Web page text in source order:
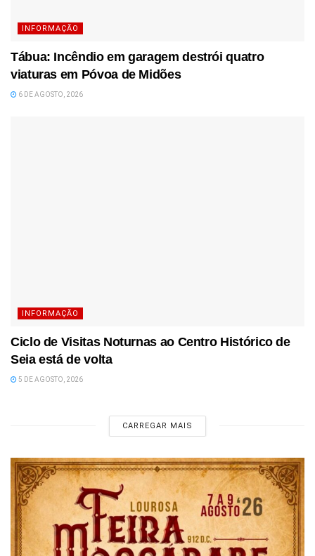
INFORMAÇÃO
Tábua: Incêndio em garagem destrói quatro
viaturas em Póvoa de Midões
6 DE AGOSTO, 2026
INFORMAÇÃO
Ciclo de Visitas Noturnas ao Centro Histórico de
Seia está de volta
5 DE AGOSTO, 2026
CARREGAR MAIS